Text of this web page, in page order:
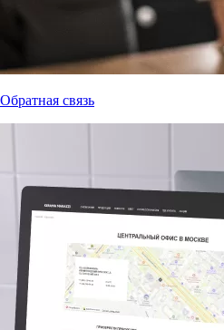
Обратная связь